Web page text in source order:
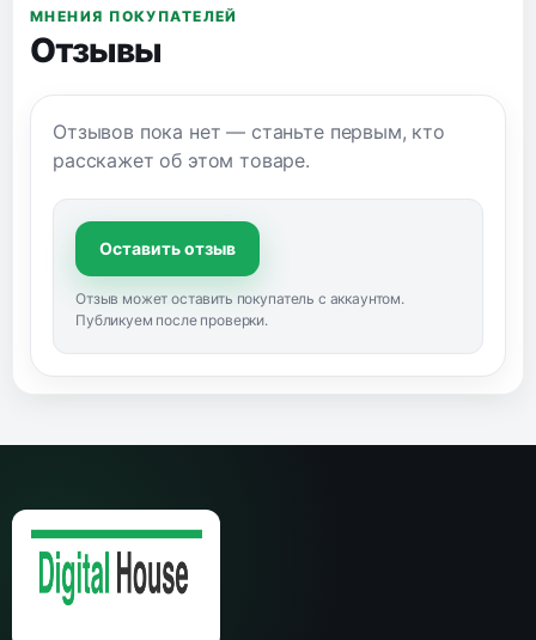
МНЕНИЯ ПОКУПАТЕЛЕЙ
Отзывы
Отзывов пока нет — станьте первым, кто
расскажет об этом товаре.
Оставить отзыв
Отзыв может оставить покупатель с аккаунтом.
Публикуем после проверки.